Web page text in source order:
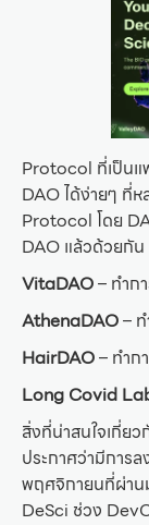
Protocol ที่เป็นแ
DAO ได้ง่ายๆ ที่
Protocol โดย
DAO แล้วด้วยกัน
VitaDAO– ทำก
AthenaDAO–
HairDAO– ทำก
Long Covid
สิ่งที่น่าสนใจเกี่ย
ประกาศว่ามีการ
พฤศจิกายนที่ผ่าน
DeSci ช่วง